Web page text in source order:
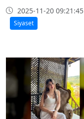
2025-11-20 09:21:45
Siyaset